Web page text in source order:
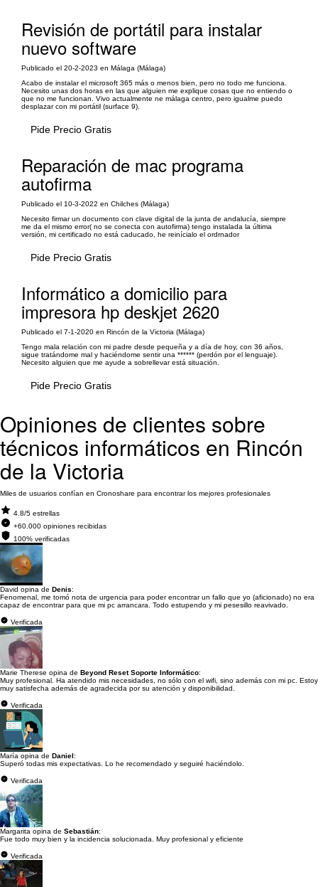
Revisión de portátil para instalar
nuevo software
Publicado el 20-2-2023 en Málaga (Málaga)
Acabo de instalar el microsoft 365 más o menos bien, pero no todo me funciona.
Necesito unas dos horas en las que alguien me explique cosas que no entiendo o
que no me funcionan. Vivo actualmente ne málaga centro, pero igualme puedo
desplazar con mi portátil (surface 9).
Pide Precio Gratis
Reparación de mac programa
autofirma
Publicado el 10-3-2022 en Chilches (Málaga)
Necesito firmar un documento con clave digital de la junta de andalucía, siempre
me da el mismo error( no se conecta con autofirma) tengo instalada la última
versión, mi certificado no está caducado, he reinícialo el ordrnador
Pide Precio Gratis
Informático a domicilio para
impresora hp deskjet 2620
Publicado el 7-1-2020 en Rincón de la Victoria (Málaga)
Tengo mala relación con mi padre desde pequeña y a día de hoy, con 36 años,
sigue tratándome mal y haciéndome sentir una ****** (perdón por el lenguaje).
Necesito alguien que me ayude a sobrellevar está situación.
Pide Precio Gratis
Opiniones de clientes sobre
técnicos informáticos en Rincón
de la Victoria
Miles de usuarios confían en Cronoshare para encontrar los mejores profesionales
4.8/5 estrellas
+60.000 opiniones recibidas
100% verificadas
David opina de Denis:
Fenomenal, me tomó nota de urgencia para poder encontrar un fallo que yo (aficionado) no era
capaz de encontrar para que mi pc arrancara. Todo estupendo y mi pesesillo reavivado.
Verificada
Marie Therese opina de Beyond Reset Soporte Informático:
Muy profesional. Ha atendido mis necesidades, no sólo con el wifi, sino además con mi pc. Estoy
muy satisfecha además de agradecida por su atención y disponibilidad.
Verificada
María opina de Daniel:
Superó todas mis expectativas. Lo he recomendado y seguiré haciéndolo.
Verificada
Margarita opina de Sebastián:
Fue todo muy bien y la incidencia solucionada. Muy profesional y eficiente
Verificada